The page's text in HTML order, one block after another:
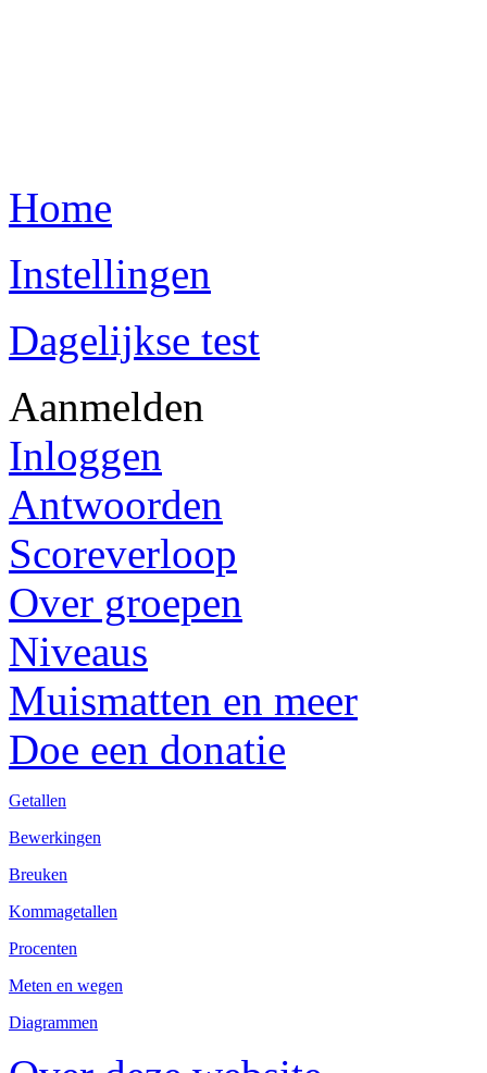
Home
Instellingen
Dagelijkse test
Aanmelden
Inloggen
Antwoorden
Scoreverloop
Over groepen
Niveaus
Muismatten en meer
Doe een donatie
Getallen
Bewerkingen
Breuken
Kommagetallen
Procenten
Meten en wegen
Diagrammen